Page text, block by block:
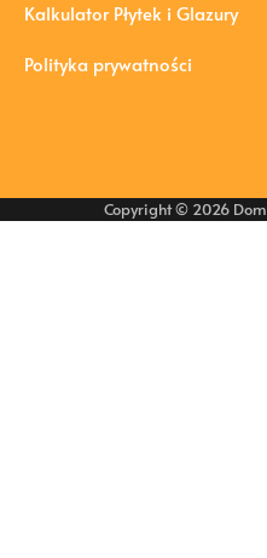
Kalkulator Płytek i Glazury
Polityka prywatności
Copyright © 2026 Dom